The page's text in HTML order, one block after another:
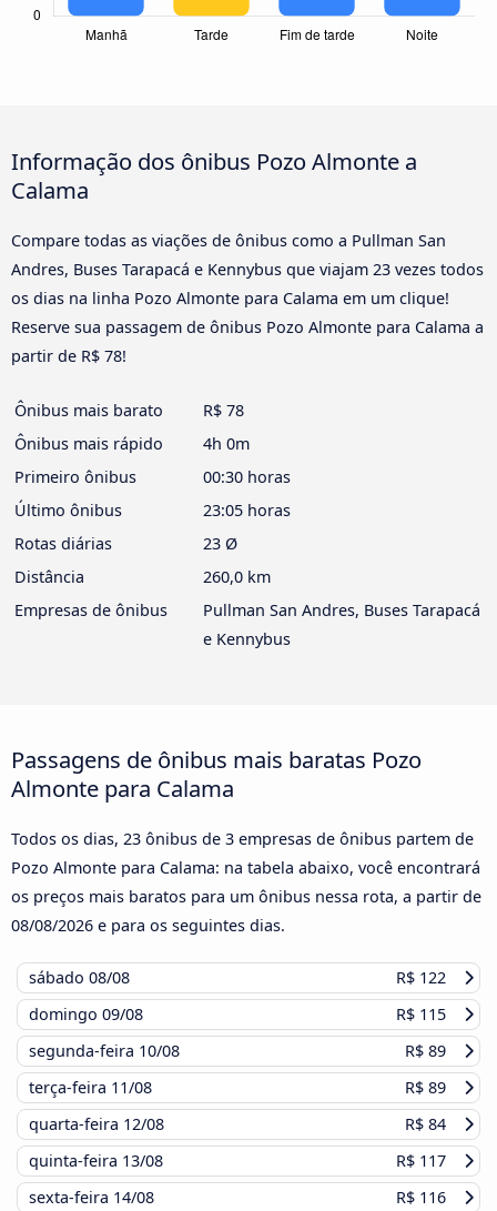
Informação dos ônibus Pozo Almonte a
Calama
Compare todas as viações de ônibus como a Pullman San
Andres, Buses Tarapacá e Kennybus que viajam 23 vezes todos
os dias na linha Pozo Almonte para Calama em um clique!
Reserve sua passagem de ônibus Pozo Almonte para Calama a
partir de R$ 78!
Ônibus mais barato
R$ 78
Ônibus mais rápido
4h 0m
Primeiro ônibus
00:30 horas
Último ônibus
23:05 horas
Rotas diárias
23 Ø
Distância
260,0 km
Empresas de ônibus
Pullman San Andres, Buses Tarapacá
e Kennybus
Passagens de ônibus mais baratas Pozo
Almonte para Calama
Todos os dias, 23 ônibus de 3 empresas de ônibus partem de
Pozo Almonte para Calama: na tabela abaixo, você encontrará
os preços mais baratos para um ônibus nessa rota, a partir de
08/08/2026 e para os seguintes dias.
sábado 08/08
R$ 122
domingo 09/08
R$ 115
segunda-feira 10/08
R$ 89
terça-feira 11/08
R$ 89
quarta-feira 12/08
R$ 84
quinta-feira 13/08
R$ 117
sexta-feira 14/08 R$ 116